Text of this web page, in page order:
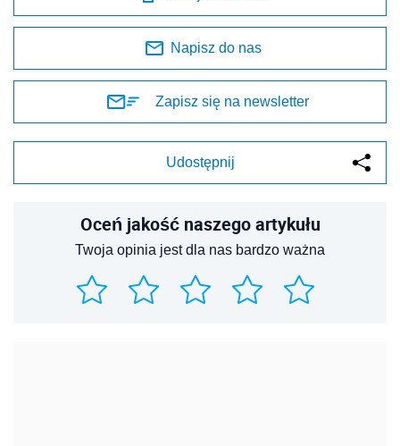
Napisz do nas
Zapisz się na newsletter
Udostępnij
Oceń jakość naszego artykułu
Twoja opinia jest dla nas bardzo ważna